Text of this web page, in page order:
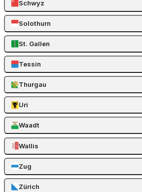
Schwyz
Solothurn
St. Gallen
Tessin
Thurgau
Uri
Waadt
Wallis
Zug
Zürich